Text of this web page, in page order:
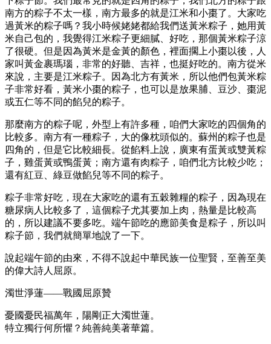
南方的粽子不太一樣，南方最多的就是江米和小棗了。大家吃
過黃米的粽子嗎？我小時候姥姥都給我們送黃米粽子，她用黃
米自己包的，我覺得江米粽子更細膩、好吃，那個黃米粽子涼
了很硬。但是因為黃米是金黃的顏色，裡面擱上小棗以後，人
家叫黃金裹瑪瑙，非常的好聽、吉祥，也挺好吃的。南方從米
來說，主要是江米粽子。因為北方有黃米，所以他們包黃米粽
子非常好看，黃米小棗的粽子，也可以是放果脯、豆沙、棗泥
或五仁等不同的餡兒的粽子。
那麼南方的粽子呢，外型上有許多種，咱們大家吃的四個角的
比較多。南方有一種粽子，大的像枕頭似的。蘇州的粽子也是
四角的，但是它比較細長。從餡料上說，廣東有蛋黃或雙黃粽
子，雞蛋黃或鴨蛋黃；南方還有肉粽子，咱們北方比較少吃；
還有紅豆、綠豆做餡兒等不同的粽子。
粽子非常好吃，現在大家吃的還有五穀雜糧的粽子，因為現在
糖尿病人比較多了，這個粽子尤其要加上肉，熱量是比較高
的，所以建議不要多吃。端午節吃的應節美食是粽子，所以叫
粽子節，我們就簡單地說了一下。
說起端午節的由來，不得不說起中華民族一位聖賢，至善至美
的偉大詩人屈原。
濁世淨蓮——戰國屈原贊
憂國憂民福萬年，陽剛正大濁世蓮。
特立獨行何所懼？純善純美著華篇。